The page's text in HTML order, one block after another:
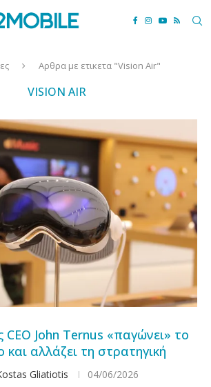
Αρθρα με ετικετα "Vision Air"
VISION AIR
CEO John Ternus «παγώνει» το
και αλλάζει τη στρατηγική
Gliatiotis 04/06/2026